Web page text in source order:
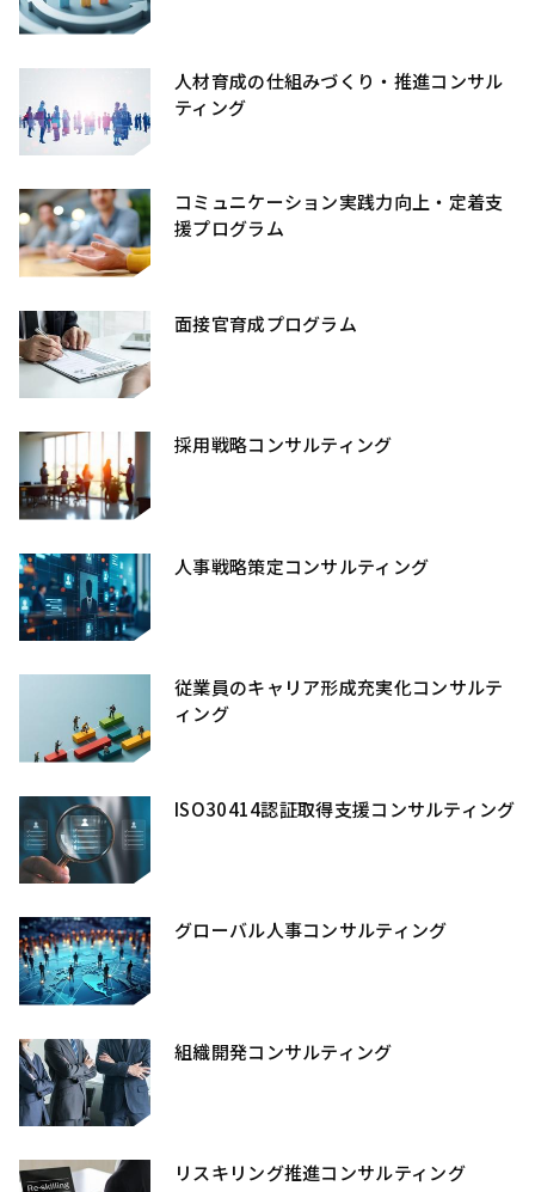
人材育成の仕組みづくり・推進コンサル
ティング
コミュニケーション実践力向上・定着支
援プログラム
面接官育成プログラム
採用戦略コンサルティング
人事戦略策定コンサルティング
従業員のキャリア形成充実化コンサルテ
ィング
ISO30414認証取得支援コンサルティング
グローバル人事コンサルティング
組織開発コンサルティング
リスキリング推進コンサルティング